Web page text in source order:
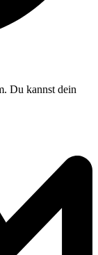
Du kannst dein